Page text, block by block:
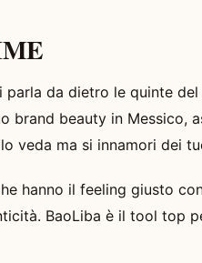
parla da dietro le quinte
brand beauty in Messico,
veda ma si innamori dei
hanno il feeling giusto
BaoLiba è il tool top